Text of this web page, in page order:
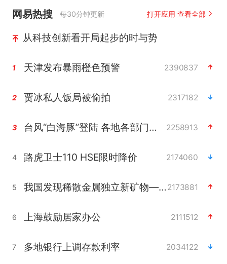
网易热搜 每30分钟更新 打开应用 查看全部
从科技创新看开局起步的时与势
1 天津发布暴雨橙色预警 2390837
2 贾冰私人饭局被偷拍 2317182
3 台风“白海豚”登陆 各地各部门全力应对 2258913
4 路虎卫士110 HSE限时降价 2174060
5 我国发现稀散金属独立新矿物——乌斯河锗矿2173881
6 上海鼓励居家办公 2111512
7 多地银行上调存款利率 2034122